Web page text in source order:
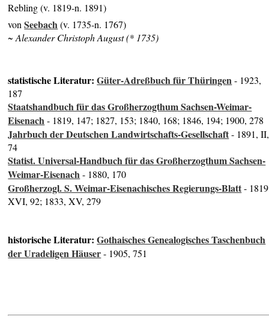
Rebling (v. 1819-n. 1891)
vonSeebach(v. 1735-n. 1767)
~ Alexander Christoph August (* 1735)
statistische Literatur:Güter-Adreßbuch für Thüringen- 1923,
187
Staatshandbuch für das Großherzogthum Sachsen-Weimar-
Eisenach- 1819, 147; 1827, 153; 1840, 168; 1846, 194; 1900, 278
Jahrbuch der Deutschen Landwirtschafts-Gesellschaft- 1891, II,
74
Statist. Universal-Handbuch für das Großherzogthum Sachsen-
Weimar-Eisenach- 1880, 170
Großherzogl. S. Weimar-Eisenachisches Regierungs-Blatt-
XVI, 92; 1833, XV, 279
historische Literatur:Gothaisches Genealogisches Taschenbuch
der Uradeligen Häuser- 1905, 751